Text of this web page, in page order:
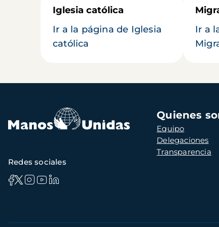
Iglesia católica
Ir a la página de Iglesia
católica
Ir a
Navegación
principal
Quienes
Equipo
Delegaciones
Transparencia
Redes sociales